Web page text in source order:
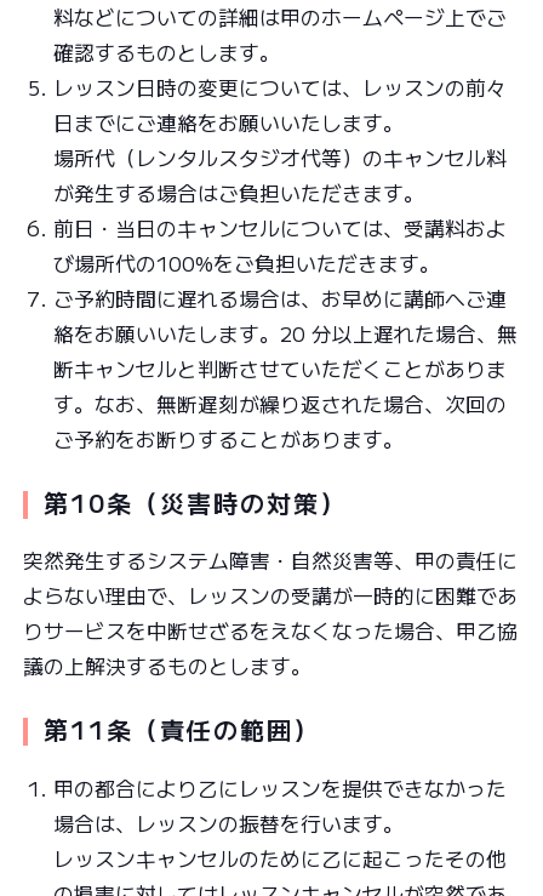
料などについての詳細は甲のホームページ上でご
確認するものとします。
レッスン日時の変更については、レッスンの前々
日までにご連絡をお願いいたします。
場所代（レンタルスタジオ代等）のキャンセル料
が発生する場合はご負担いただきます。
前日・当日のキャンセルについては、受講料およ
び場所代の100%をご負担いただきます。
ご予約時間に遅れる場合は、お早めに講師へご連
絡をお願いいたします。20 分以上遅れた場合、無
断キャンセルと判断させていただくことがありま
す。なお、無断遅刻が繰り返された場合、次回の
ご予約をお断りすることがあります。
第10条（災害時の対策）
突然発生するシステム障害・自然災害等、甲の責任に
よらない理由で、レッスンの受講が一時的に困難であ
りサービスを中断せざるをえなくなった場合、甲乙協
議の上解決するものとします。
第11条（責任の範囲）
甲の都合により乙にレッスンを提供できなかった
場合は、レッスンの振替を行います。
レッスンキャンセルのために乙に起こったその他